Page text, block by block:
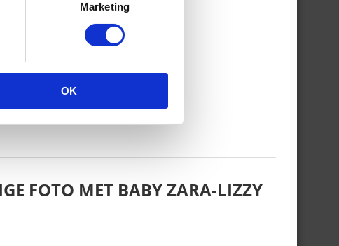
Marketing
OK
FOTO MET BABY ZARA-LIZZY